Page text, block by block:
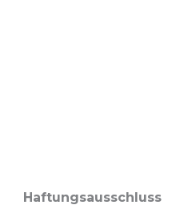
Haftungsausschluss